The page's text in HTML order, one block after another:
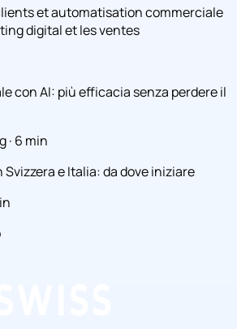
et automatisation commerciale
digital et les ventes
con AI: più efficacia senza perdere il
· 6 min
Svizzera e Italia: da dove iniziare